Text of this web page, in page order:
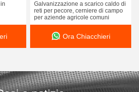
Galvanizzazione a scarico caldo di
reti per pecore, cerniere di campo
per aziende agricole comuni
Ora Chiacchieri